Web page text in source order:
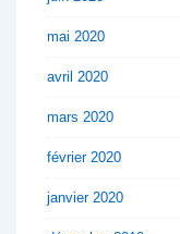
mai 2020
avril 2020
mars 2020
février 2020
janvier 2020